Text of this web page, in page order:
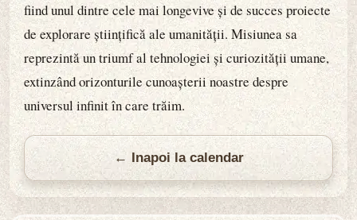
fiind unul dintre cele mai longevive și de succes proiecte
de explorare științifică ale umanității. Misiunea sa
reprezintă un triumf al tehnologiei și curiozității umane,
extinzând orizonturile cunoașterii noastre despre
universul infinit în care trăim.
← Inapoi la calendar